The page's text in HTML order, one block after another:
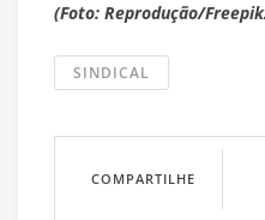
(Foto: Reprodução/
SINDICAL
COMPARTILHE